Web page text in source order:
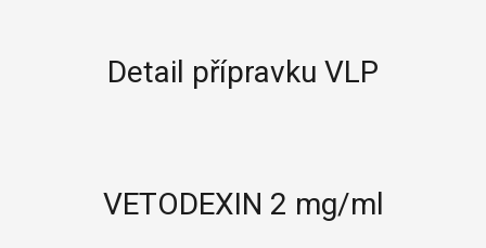
Detail přípravku VLP
VETODEXIN 2 mg/ml